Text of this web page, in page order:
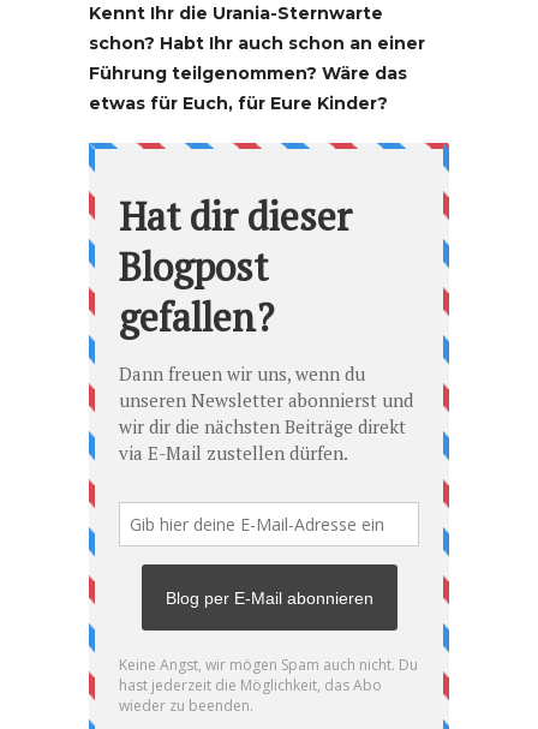
Kennt Ihr die Urania-Sternwarte
schon? Habt Ihr auch schon an einer
Führung teilgenommen? Wäre das
etwas für Euch, für Eure Kinder?